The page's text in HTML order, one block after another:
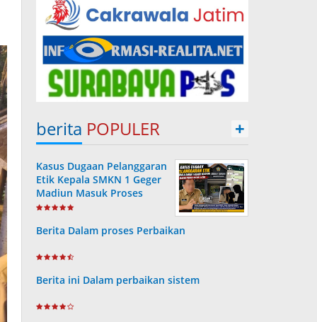
berita POPULER +
Kasus Dugaan Pelanggaran
Etik Kepala SMKN 1 Geger
Madiun Masuk Proses
Disdik Jatim
Berita Dalam proses Perbaikan
Berita ini Dalam perbaikan sistem